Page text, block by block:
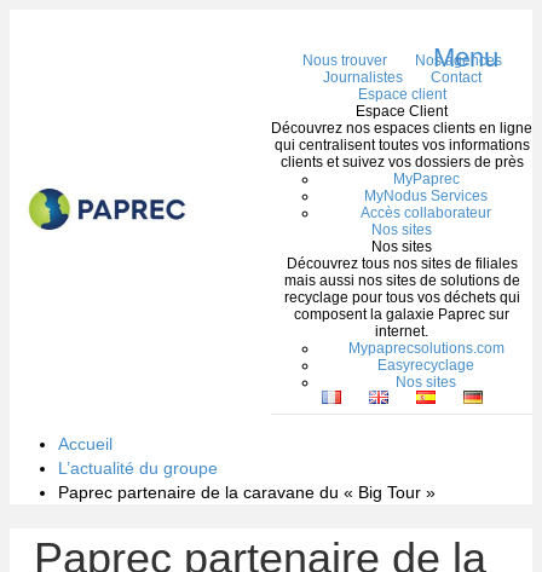
Nous trouver
Nos agences
Journalistes
Contact
Espace client
Espace Client
Découvrez nos espaces clients en ligne
qui centralisent toutes vos informations
clients et suivez vos dossiers de près
MyPaprec
MyNodus Services
Accès collaborateur
Nos sites
Nos sites
Découvrez tous nos sites de filiales
mais aussi nos sites de solutions de
recyclage pour tous vos déchets qui
composent la galaxie Paprec sur
internet.
Mypaprecsolutions.com
Easyrecyclage
Nos sites
Menu
Accueil
L’actualité du groupe
Paprec partenaire de la caravane du « Big Tour »
Paprec partenaire de la